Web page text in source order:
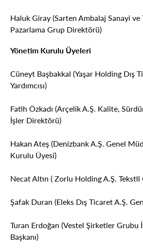
Haluk Giray (Sarten Ambalaj Sanayi ve
Pazarlama Grup Direktörü)
Yönetim Kurulu Üyeleri
Cüneyt Başbakkal (Yaşar Holding Dış
Yardımcısı)
Fatih Özkadı (Arçelik A.Ş. Kalite,
İşler Direktörü)
Hakan Ateş (Denizbank A.Ş. Genel
Kurulu Üyesi)
Necat Altın ( Zorlu Holding A.Ş. Tekstil
Şafak Duran (Eleks Dış Ticaret A.Ş.
Turan Erdoğan (Vestel Şirketler Grubu
Başkanı)